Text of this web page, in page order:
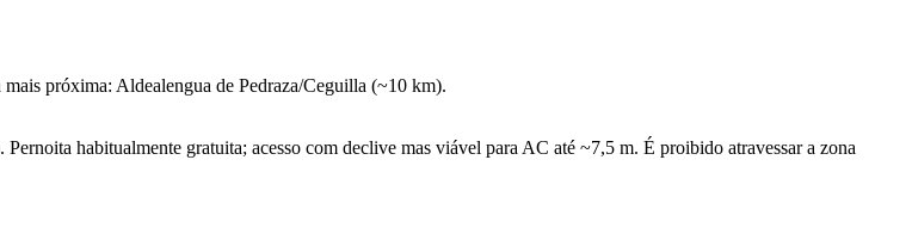
próxima: Aldealengua de Pedraza/Ceguilla (~10 km).
habitualmente gratuita; acesso com declive mas viável para AC até ~7,5 m. É proibido atravessar a zona